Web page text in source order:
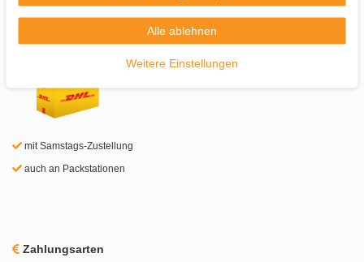
mit Samstags-Zustellung
auch an Packstationen
Zahlungsarten
Alle ablehnen
Weitere Einstellungen